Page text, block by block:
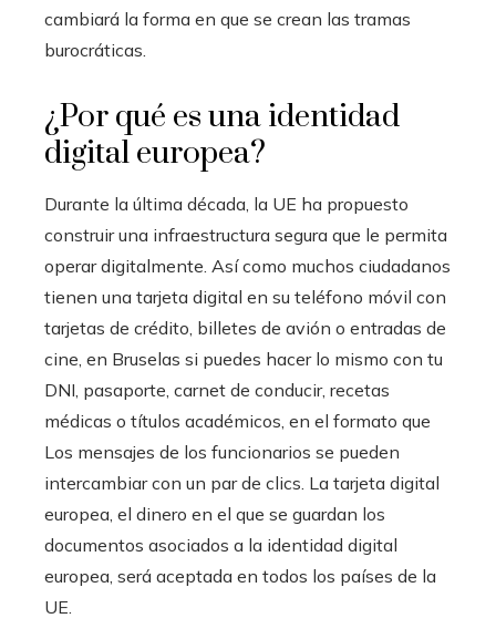
cambiará la forma en que se crean las tramas
burocráticas.
¿Por qué es una identidad
digital europea?
Durante la última década, la UE ha propuesto
construir una infraestructura segura que le permita
operar digitalmente. Así como muchos ciudadanos
tienen una tarjeta digital en su teléfono móvil con
tarjetas de crédito, billetes de avión o entradas de
cine, en Bruselas si puedes hacer lo mismo con tu
DNI, pasaporte, carnet de conducir, recetas
médicas o títulos académicos, en el formato que
Los mensajes de los funcionarios se pueden
intercambiar con un par de clics. La tarjeta digital
europea, el dinero en el que se guardan los
documentos asociados a la identidad digital
europea, será aceptada en todos los países de la
UE.